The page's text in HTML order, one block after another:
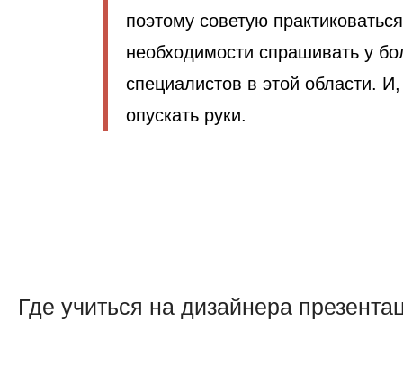
поэтому советую
необходимости спрашивать у
специалистов в этой области.
опускать руки.
Где учиться на дизайнера